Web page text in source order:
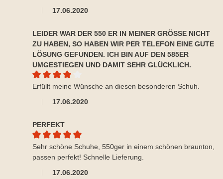
17.06.2020
LEIDER WAR DER 550 ER IN MEINER GRÖSSE NICHT Z
U HABEN, SO HABEN WIR PER TELEFON EINE GUTE L
ÖSUNG GEFUNDEN. ICH BIN AUF DEN 585ER U
MGESTIEGEN UND DAMIT SEHR GLÜCKLICH.
Durchschnittliche Bewertung von 4 von 5 Sternen
17.06.2020
Erfüllt meine Wünsche an diesen besonderen Schuh.
PERFEKT
Durchschnittliche Bewertung von 5 von 5 Sternen
17.06.2020
Sehr schöne Schuhe, 550ger in einem schönen braunton,
passen perfekt! Schnelle Lieferung.